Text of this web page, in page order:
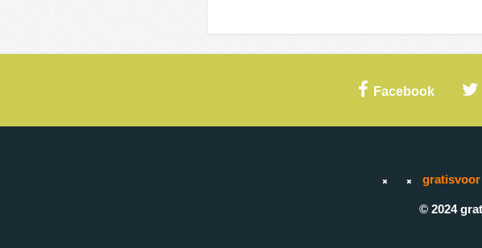
Facebook
gratisvoor
© 2024